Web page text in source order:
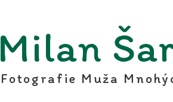
Milan
Fotografie Muža